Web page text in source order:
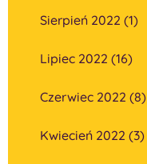
Sierpień 2022 (1)
Lipiec 2022 (16)
Czerwiec 2022 (8)
Kwiecień 2022 (3)